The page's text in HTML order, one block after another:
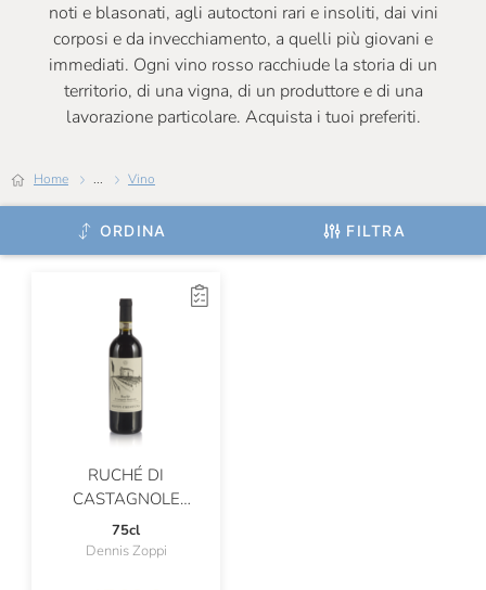
noti e blasonati, agli autoctoni rari e insoliti, dai vini
corposi e da invecchiamento, a quelli più giovani e
immediati. Ogni vino rosso racchiude la storia di un
territorio, di una vigna, di un produttore e di una
lavorazione particolare. Acquista i tuoi preferiti.
Home ... Vino
ORDINA FILTRA
Ceci
Celestina Fè
Certosa Di Belriguardo
Chateau Musar
Chiarli
Claudio Cipressi
Cleto Chiarli
ColleMassari
Colombaio Di Cencio
RUCHÉ DI
CASTAGNOLE
MONFERRATO DOCG
VINO BIOLOGICO
75cl
Dennis Zoppi